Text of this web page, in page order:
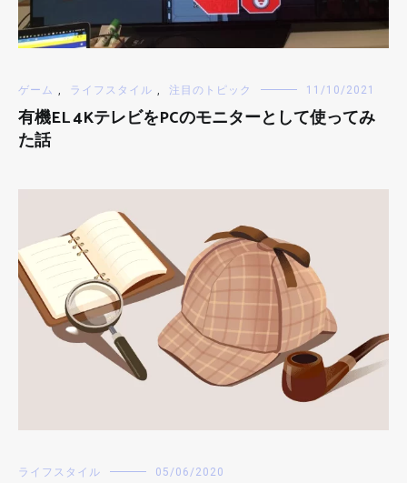
ゲーム , ライフスタイル , 注目のトピック 11/10/2021
有機EL 4KテレビをPCのモニターとして使ってみ
た話
ライフスタイル 05/06/2020